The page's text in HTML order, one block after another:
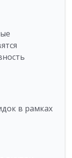
в рамках